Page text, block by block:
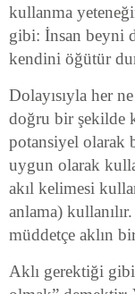
kullanma
gibi: İnsan beyni
kendini öğütür
Dolayısıyla her
doğru bir şekilde
potansiyel olarak
uygun olarak
akıl kelimesi
anlama)
müddetçe aklın
Aklı gerektiği